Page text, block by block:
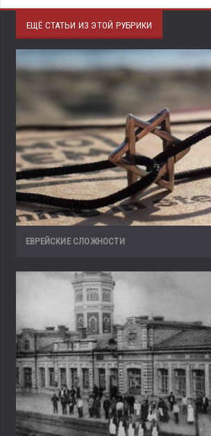
ЕЩЁ СТАТЬИ ИЗ ЭТОЙ РУБРИКИ
ЕВРЕЙСКИЕ СЛОЖНОСТИ